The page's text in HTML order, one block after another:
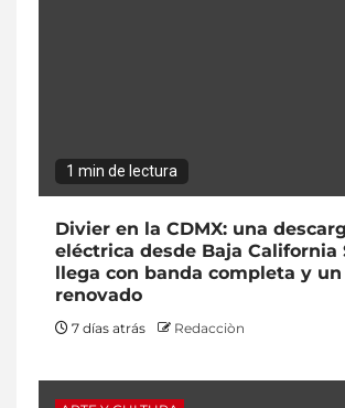
1 min de lectura
Divier en la CDMX: una
eléctrica desde Baja California
llega con banda completa y
renovado
7 días atrás Redacciòn